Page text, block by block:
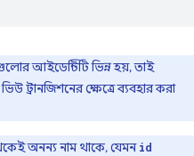
আইডেন্টিটি ভিন্ন হয়, তাই
ট্রানজিশনের ক্ষেত্রে ব্যবহার করা
অনন্য নাম থাকে, যেমনid